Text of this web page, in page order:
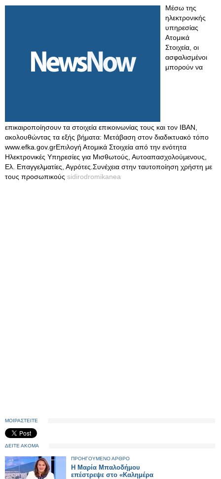
Μέσω της
ηλεκτρονικής
υπηρεσίας
Ατομικά
Στοιχεία, οι
ασφαλισμένοι
μπορούν να
επικαιροποίησουν τα στοιχεία επικοινωνίας τους και τον IBAN,
ακολουθώντας τα εξής βήματα: Μετάβαση στον διαδικτυακό τόπο
www.efka.gov.grΕπιλογή Ατομικά Στοιχεία από την ενότητα
Ηλεκτρονικές Υπηρεσίες για Μισθωτούς, Αυτοαπασχολούμενους,
Ελ. Επαγγελματίες, Αγρότες.Συνέχεια στην ταυτοποίηση χρήστη με
τους προσωπικούς sidirodromikanea
ΜΟΙΡΑΣΤΕΙΤΕ
ΔΕΙΤΕ ΑΚΟΜΑ
ΠΡΟΗΓΟΥΜΕΝΟ ΑΡΘΡΟ
Η Μαρία Μπαλοδήμου
επέστρεψε στο «Καλημέρα